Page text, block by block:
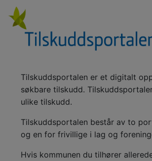
Tilskuddsportalen er et digitalt
søkbare tilskudd.
ulike tilskudd.
Tilskuddsportalen består av to
og en for frivillige i lag og
Hvis kommunen du tilhører